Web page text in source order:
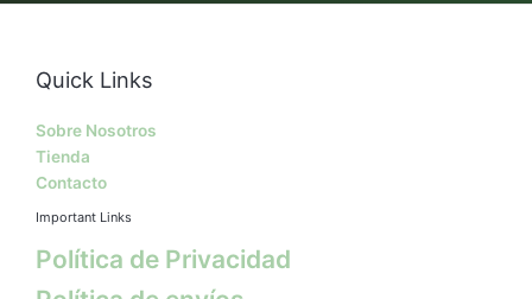
Quick Links
Sobre Nosotros
Tienda
Contacto
Important Links
Política de Privacidad